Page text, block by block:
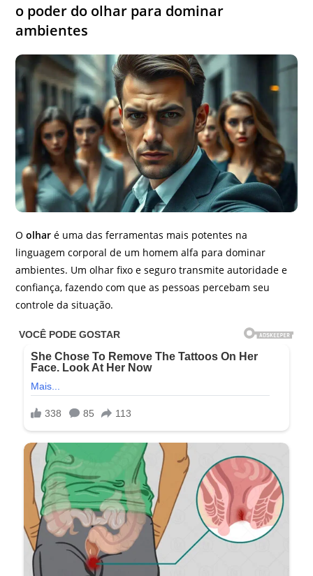
o poder do olhar para dominar
ambientes
Oolhar é uma das ferramentas mais potentes na
linguagem corporal de um homem alfa para dominar
ambientes. Um olhar fixo e seguro transmite autoridade e
confiança, fazendo com que as pessoas percebam seu
controle da situação.